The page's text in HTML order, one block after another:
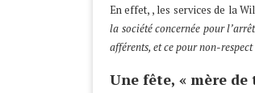
En effet, , les services de la
la société concernée pour
afférents, et ce pour non-
Une fête, « mère de